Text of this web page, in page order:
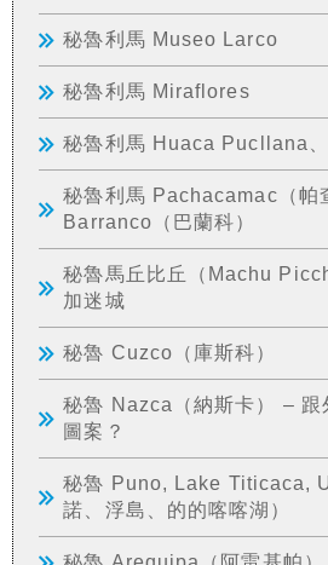
秘魯利馬 Museo Larco
秘魯利馬 Miraflores
秘魯利馬 Huaca Pucllana
秘魯利馬 Pachacamac（帕
Barranco（巴蘭科）
秘魯馬丘比丘（Machu
加迷城
秘魯 Cuzco（庫斯科）
秘魯 Nazca（納斯卡） – 跟
圖案？
秘魯 Puno, Lake Titicaca,
諾、浮島、的的喀喀湖）